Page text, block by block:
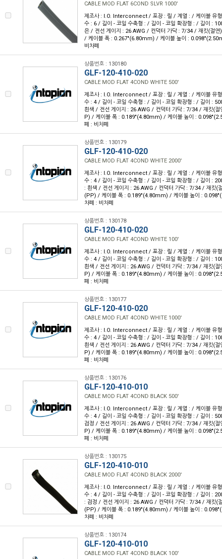
CABLE MOD FLAT 6COND SLVR 1000'
제조사 : I.O. Interconnect / 포장 : 릴 / 계열 : / 케이블 유형
수 : 6 / 길이 - 코일 수축형 : / 길이 - 코일 확장형 : / 길이 :
은 / 전선 게이지 : 26 AWG / 컨덕터 가닥 : 7/34 / 재킷(절연
/ 케이블 폭 : 0.267"(6.80mm) / 케이블 높이 :
비차폐
상품번호 : 130180
GLF-120-410-020
CABLE MOD FLAT 4COND WHITE 500'
제조사 : I.O. Interconnect / 포장 : 릴 / 계열 : / 케이블 유형
수 : 4 / 길이 - 코일 수축형 : / 길이 - 코일 확장형 : / 길이 :
흰색 / 전선 게이지 : 26 AWG / 컨덕터 가닥 : 7/34 / 재킷(절
P) / 케이블 폭 : 0.189"(4.80mm) / 케이블 높이 :
폐 : 비차폐
상품번호 : 130179
GLF-120-410-020
CABLE MOD FLAT 4COND WHITE 2000'
제조사 : I.O. Interconnect / 포장 : 릴 / 계열 : / 케이블 유형
수 : 4 / 길이 - 코일 수축형 : / 길이 - 코일 확장형 : / 길이 :
: 흰색 / 전선 게이지 : 26 AWG / 컨덕터 가닥 : 7/34 / 재킷(
(PP) / 케이블 폭 : 0.189"(4.80mm) / 케이블 높이 :
차폐 : 비차폐
상품번호 : 130178
GLF-120-410-020
CABLE MOD FLAT 4COND WHITE 100'
제조사 : I.O. Interconnect / 포장 : 릴 / 계열 : / 케이블 유형
수 : 4 / 길이 - 코일 수축형 : / 길이 - 코일 확장형 : / 길이 :
흰색 / 전선 게이지 : 26 AWG / 컨덕터 가닥 : 7/34 / 재킷(절
P) / 케이블 폭 : 0.189"(4.80mm) / 케이블 높이 :
폐 : 비차폐
상품번호 : 130177
GLF-120-410-020
CABLE MOD FLAT 4COND WHITE 1000'
제조사 : I.O. Interconnect / 포장 : 릴 / 계열 : / 케이블 유형
수 : 4 / 길이 - 코일 수축형 : / 길이 - 코일 확장형 : / 길이 :
흰색 / 전선 게이지 : 26 AWG / 컨덕터 가닥 : 7/34 / 재킷(절
P) / 케이블 폭 : 0.189"(4.80mm) / 케이블 높이 :
폐 : 비차폐
상품번호 : 130176
GLF-120-410-010
CABLE MOD FLAT 4COND BLACK 500'
제조사 : I.O. Interconnect / 포장 : 릴 / 계열 : / 케이블 유형
수 : 4 / 길이 - 코일 수축형 : / 길이 - 코일 확장형 : / 길이 :
검정 / 전선 게이지 : 26 AWG / 컨덕터 가닥 : 7/34 / 재킷(절
P) / 케이블 폭 : 0.189"(4.80mm) / 케이블 높이 :
폐 : 비차폐
상품번호 : 130175
GLF-120-410-010
CABLE MOD FLAT 4COND BLACK 2000'
제조사 : I.O. Interconnect / 포장 : 릴 / 계열 : / 케이블 유형
수 : 4 / 길이 - 코일 수축형 : / 길이 - 코일 확장형 : / 길이 :
: 검정 / 전선 게이지 : 26 AWG / 컨덕터 가닥 : 7/34 / 재킷(
(PP) / 케이블 폭 : 0.189"(4.80mm) / 케이블 높이 :
차폐 : 비차폐
상품번호 : 130174
GLF-120-410-010
CABLE MOD FLAT 4COND BLACK 100'